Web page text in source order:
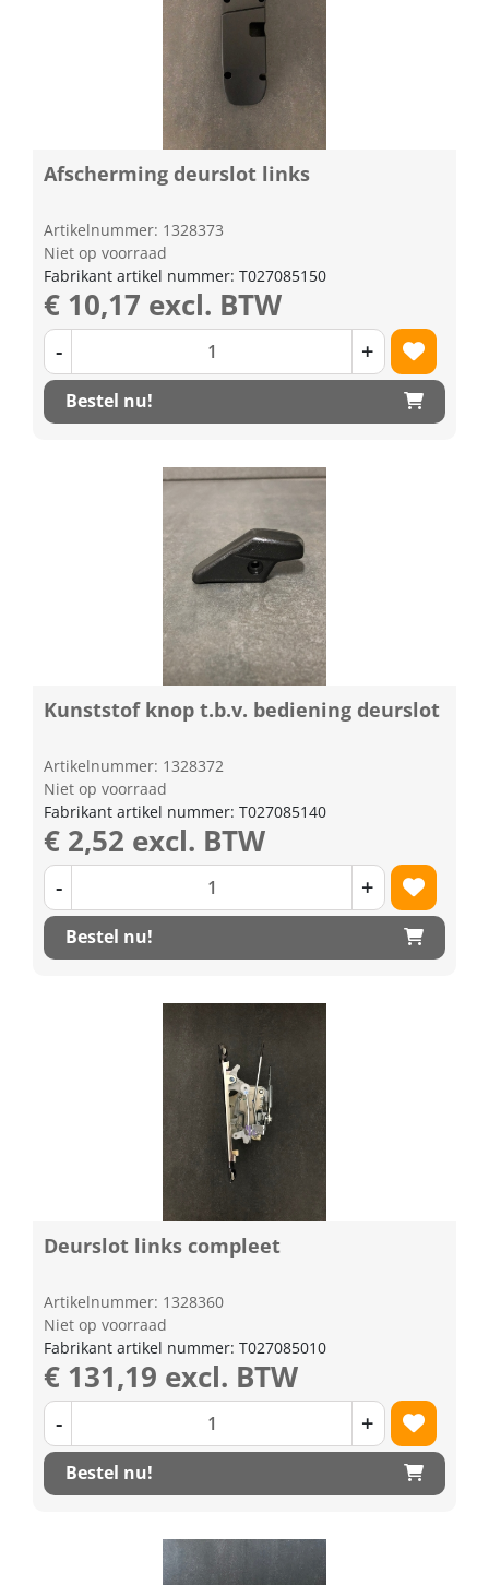
Afscherming deurslot links
Artikelnummer: 1328373
Niet op voorraad
Fabrikant artikel nummer: T027085150
€ 10,17 excl. BTW
- +
Bestel nu!
Kunststof knop t.b.v. bediening deurslot
Artikelnummer: 1328372
Niet op voorraad
Fabrikant artikel nummer: T027085140
€ 2,52 excl. BTW
- +
Bestel nu!
Deurslot links compleet
Artikelnummer: 1328360
Niet op voorraad
Fabrikant artikel nummer: T027085010
€ 131,19 excl. BTW
- +
Bestel nu!